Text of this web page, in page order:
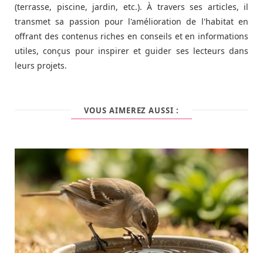
(terrasse, piscine, jardin, etc.). À travers ses articles, il
transmet sa passion pour l'amélioration de l'habitat en
offrant des contenus riches en conseils et en informations
utiles, conçus pour inspirer et guider ses lecteurs dans
leurs projets.
VOUS AIMEREZ AUSSI :